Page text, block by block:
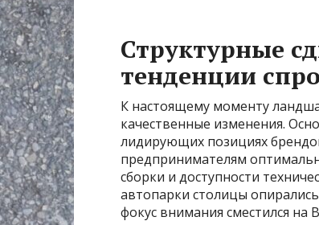
Структурные
тенденции
К настоящему моменту
качественные изменения.
лидирующих позициях
предпринимателям
сборки и доступности
автопарки столицы
фокус внимания сместился на